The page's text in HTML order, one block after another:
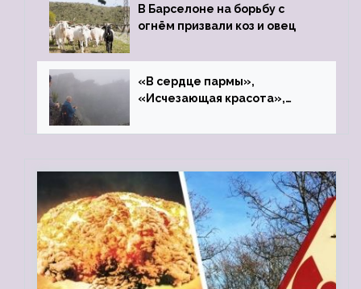
В Барселоне на борьбу с
огнём призвали коз и овец
«В сердце пармы»,
«Исчезающая красота»,